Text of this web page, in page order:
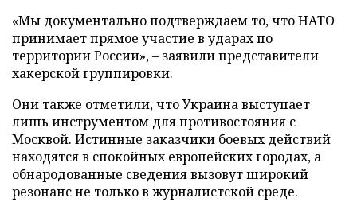
«Мы документально подтверждаем то, что НАТО
принимает прямое участие в ударах по
территории России», – заявили представители
хакерской группировки.
Они также отметили, что Украина выступает
лишь инструментом для противостояния с
Москвой. Истинные заказчики боевых действий
находятся в спокойных европейских городах, а
обнародованные сведения вызовут широкий
резонанс не только в журналистской среде.